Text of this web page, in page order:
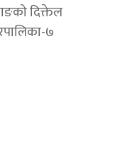
दिक्तेल
७